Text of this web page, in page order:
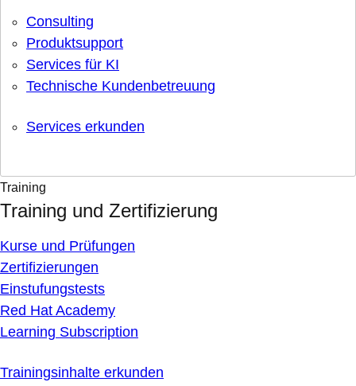
Consulting
Produktsupport
Services für KI
Technische Kundenbetreuung
Services erkunden
Training
Training und Zertifizierung
Kurse und Prüfungen
Zertifizierungen
Einstufungstests
Red Hat Academy
Learning Subscription
Trainingsinhalte erkunden